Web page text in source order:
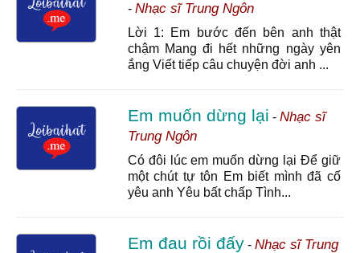
- Nhạc sĩ Trung Ngôn
Lời 1: Em bước đến bên anh thật
chậm Mang đi hết những ngày yên
ắng Viết tiếp câu chuyện đời anh ...
Em muốn dừng lại - Nhạc sĩ
Trung Ngôn
Có đôi lúc em muốn dừng lại Để giữ
một chút tự tôn Em biết mình đã cố
yêu anh Yêu bất chấp Tình...
Em đau rồi đấy- Nhạc sĩ Trung